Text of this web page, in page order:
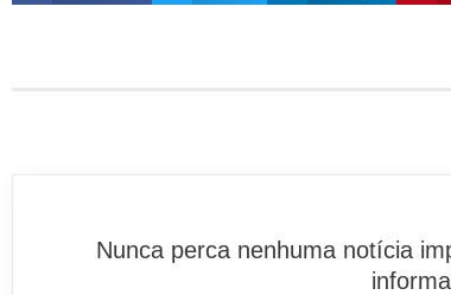
Nunca perca nenhuma notícia